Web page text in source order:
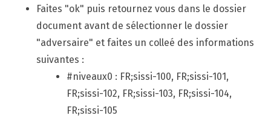
Faites "ok" puis retournez vous dans le dossier
document avant de sélectionner le dossier
"adversaire" et faites un colleé des informations
suivantes :
#niveaux0 : FR;sissi-100, FR;sissi-101,
FR;sissi-102, FR;sissi-103, FR;sissi-104,
FR;sissi-105